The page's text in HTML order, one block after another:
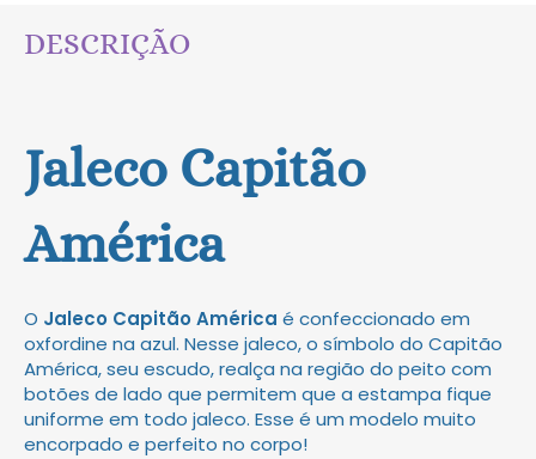
DESCRIÇÃO
Jaleco Capitão
América
O Jaleco Capitão América é confeccionado em
oxfordine na azul. Nesse jaleco, o símbolo do Capitão
América, seu escudo, realça na região do peito com
botões de lado que permitem que a estampa fique
uniforme em todo jaleco. Esse é um modelo muito
encorpado e perfeito no corpo!